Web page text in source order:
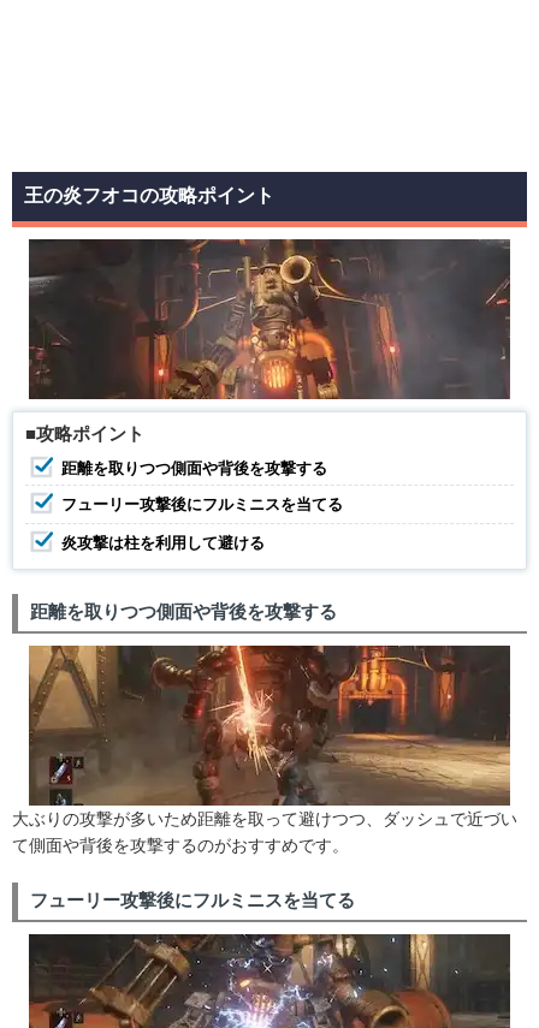
王の炎フオコの攻略ポイント
■攻略ポイント
距離を取りつつ側面や背後を攻撃する
フューリー攻撃後にフルミニスを当てる
炎攻撃は柱を利用して避ける
距離を取りつつ側面や背後を攻撃する
大ぶりの攻撃が多いため距離を取って避けつつ、ダッシュで近づい
て側面や背後を攻撃するのがおすすめです。
フューリー攻撃後にフルミニスを当てる